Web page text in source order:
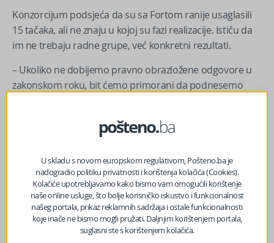
Konzorcijum podsjeća da su sa Fortom ranije usaglasili
15 tačaka, ali ne znaju u kojoj su fazi realizacije. Ističu da
im ne trebaju radne grupe, već konkretni rezultati.
– Ukoliko ne dobijemo pravno obrazložene odgovore u
zakonskom roku, bit ćemo primorani da podnesemo
zloupotrebu položaja i pogodovanje, te obavijestimo
Konzorcijuma.
Izvor vijesti:haber.ba
FacebookMessenger
TwitterWhatsApp
Viber
U skladu s novom europskom regulativom, Pošteno.ba je
nadogradio politiku privatnosti i korištenja kolačića (Cookies).
Kolačiće upotrebljavamo kako bismo vam omogućili korištenje
naše online usluge, što bolje korisničko iskustvo i funkcionalnost
našeg portala, prikaz reklamnih sadržaja i ostale funkcionalnosti
koje inače ne bismo mogli pružati. Daljnjim korištenjem portala,
suglasni ste s korištenjem kolačića.